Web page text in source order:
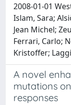
2008-01-01
Islam, Sara;
Jean Michel;
Ferrari, Carlo;
Kristoffer;
A novel
mutations
responses